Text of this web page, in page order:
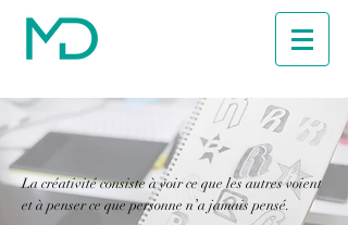
La créativité consiste à voir ce que les autres voient
et à penser ce que personne n’a jamais pensé.